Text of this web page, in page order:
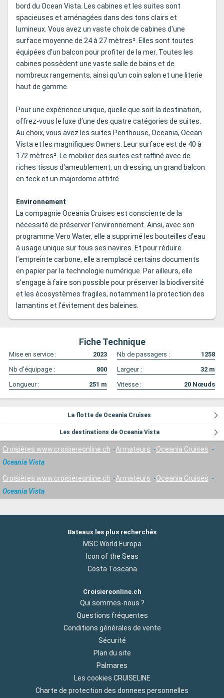
bord du Ocean Vista. Les cabines et les suites sont
spacieuses et aménagées dans des tons clairs et
lumineux. Vous avez un vaste choix de cabines d'une
surface moyenne de 24 à 27 mètres². Elles sont toutes
équipées d'un balcon pour profiter de la mer. Toutes les
cabines possèdent une vaste salle de bains et de
nombreux rangements, ainsi qu'un coin salon et une literie
haut de gamme.
Pour une expérience unique, quelle que soit la destination,
offrez-vous le luxe d’une des quatre catégories de suites.
Au choix, vous avez les suites Penthouse, Oceania, Ocean
Vista et les magnifiques Owners. Leur surface est de 40 à
172 mètres². Le mobilier des suites est raffiné avec de
riches tissus d'ameublement, un dressing, un grand balcon
en teck et un majordome attitré.
Environnement
La compagnie Oceania Cruises est consciente de la
nécessité de préserver l’environnement. Ainsi, avec son
programme Vero Water, elle a supprimé les bouteilles d’eau
à usage unique sur tous ses navires. Et pour réduire
l’empreinte carbone, elle a remplacé certains documents
en papier par la technologie numérique. Par ailleurs, elle
s’engage à faire son possible pour préserver la biodiversité
et les écosystèmes fragiles, notamment la protection des
lamantins et l’évitement des baleines.
Fiche Technique
Mise en service : 2023 Nb de passagers :
1258
Nb d'équipage :
800 Largeur : 32 m
Longueur :
251 m Vitesse : 20 Nœuds
La flotte de Oceania Cruises
Les destinations de Oceania Vista
Croisières www.croisiereonline.ch Armateurs
Oceania Cruises
Oceania Vista
Croisières www.croisiereonline.ch Armateurs
Oceania Cruises
Oceania Vista
Bateaux les plus recherchés
MSC World Europa
Icon of the Seas
Costa Toscana
Croisiereonline.ch
Qui sommes-nous ?
Questions fréquentes
Conditions générales de vente
Sécurité
Plan du site
Palmares
Les cookies CRUISELINE
Charte de protection des donnees personnelles